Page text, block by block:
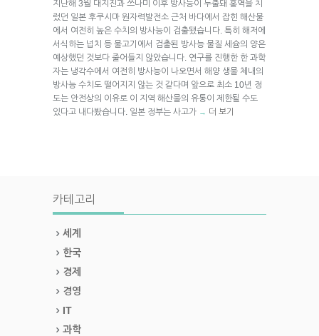
지난해 3월 대지진과 쓰나미 이후 방사능이 누출돼 홍역을 치
렀던 일본 후쿠시마 원자력발전소 근처 바다에서 잡힌 해산물
에서 여전히 높은 수치의 방사능이 검출됐습니다. 특히 해저에
서식하는 넙치 등 물고기에서 검출된 방사능 물질 세슘의 양은
예상했던 것보다 줄어들지 않았습니다. 연구를 진행한 한 과학
자는 냉각수에서 여전히 방사능이 나오면서 해양 생물 체내의
방사능 수치도 떨어지지 않는 것 같다며 앞으로 최소 10년 정
도는 안전상의 이유로 이 지역 해산물의 유통이 제한될 수도
있다고 내다봤습니다. 일본 정부는 사고가 → 더 보기
카테고리
세계
한국
경제
경영
IT
과학